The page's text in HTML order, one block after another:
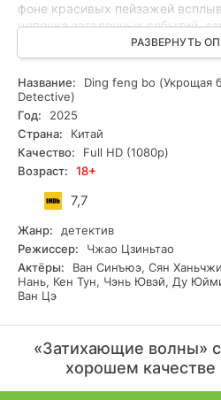
фоне красивых пейзажей
цепочка загадочных событий,
между личной честью и
Интрига закручена постепенно,
новой серией, не раскрывая
подойдёт любителям мрачной
характеров и неожиданных
кто ценит драму с элементами
расследования. Смотрите
бесплатно и в хорошем качестве.
РАЗВЕРНУТЬ
Название:
Ding feng bo (Укрощая
Detective)
Год:
2025
Страна:
Китай
Качество:
Full HD (1080p)
Возраст:
18+
7,7
Жанр:
детектив
Режиссер:
Чжао Цзиньтао
Актёры:
Ван Синъюэ, Сян
Нань, Кен Тун, Чэнь Ювэй, Ду
Ван Цэ
«Затихающие волны»
хорошем качестве